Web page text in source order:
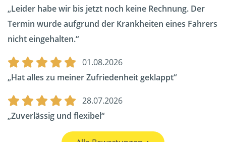
Leider habe wir bis jetzt noch keine Rechnung. Der
Termin wurde aufgrund der Krankheiten eines Fahrers
nicht eingehalten.
01.08.2026
Hat alles zu meiner Zufriedenheit geklappt
28.07.2026
Zuverlässig und flexibel